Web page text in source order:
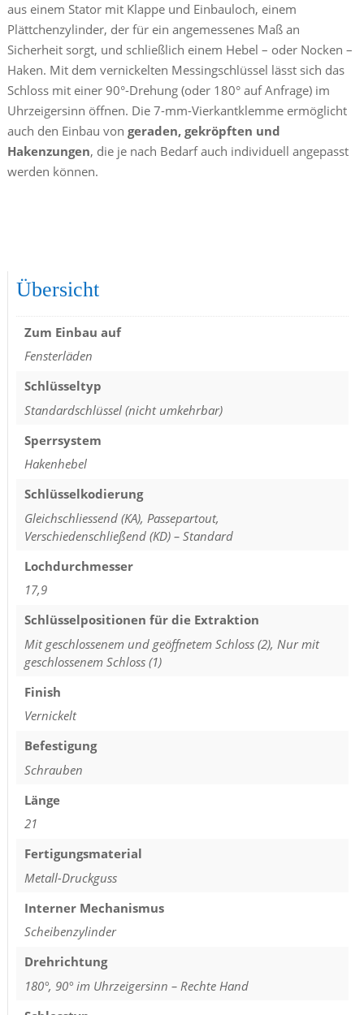
aus einem Stator mit Klappe und Einbauloch, einem
Plättchenzylinder, der für ein angemessenes Maß an
Sicherheit sorgt, und schließlich einem Hebel – oder Nocken –
Haken. Mit dem vernickelten Messingschlüssel lässt sich das
Schloss mit einer 90°-Drehung (oder 180° auf Anfrage) im
Uhrzeigersinn öffnen. Die 7-mm-Vierkantklemme ermöglicht
auch den Einbau von geraden, gekröpften und
Hakenzungen, die je nach Bedarf auch individuell angepasst
werden können.
Übersicht
Zum Einbau auf
Fensterläden
Schlüsseltyp
Standardschlüssel (nicht umkehrbar)
Sperrsystem
Hakenhebel
Schlüsselkodierung
Gleichschliessend (KA), Passepartout,
Verschiedenschließend (KD) – Standard
Lochdurchmesser
17,9
Schlüsselpositionen für die Extraktion
Mit geschlossenem und geöffnetem Schloss (2), Nur mit
geschlossenem Schloss (1)
Finish
Vernickelt
Befestigung
Schrauben
Länge
21
Fertigungsmaterial
Metall-Druckguss
Interner Mechanismus
Scheibenzylinder
Drehrichtung
180°, 90° im Uhrzeigersinn – Rechte Hand